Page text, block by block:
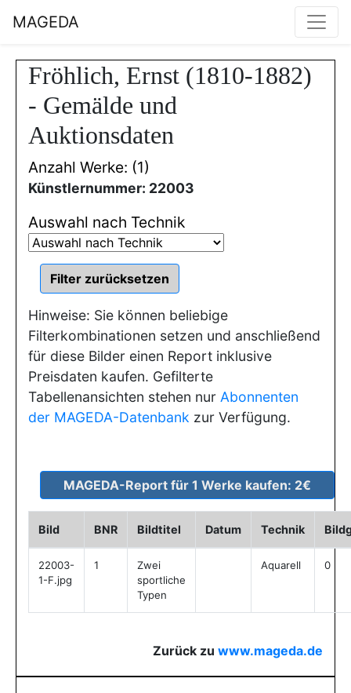
MAGEDA
Fröhlich, Ernst (1810-1882)
- Gemälde und
Auktionsdaten
Anzahl Werke: (1)
Künstlernummer: 22003
Auswahl nach Technik
Hinweise: Sie können beliebige
Filterkombinationen setzen und anschließend
für diese Bilder einen Report inklusive
Preisdaten kaufen. Gefilterte
Tabellenansichten stehen nur Abonnenten
der MAGEDA-Datenbank zur Verfügung.
Bild BNR Bildtitel Datum Technik
22003-
1-F.jpg
1
Zwei
sportliche
Typen
Aquarell 0
Zurück zu www.mageda.de